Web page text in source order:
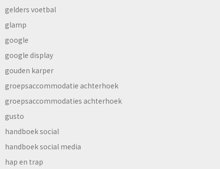
gelders voetbal
glamp
google
google display
gouden karper
groepsaccommodatie achterhoek
groepsaccommodaties achterhoek
gusto
handboek social
handboek social media
hap en trap